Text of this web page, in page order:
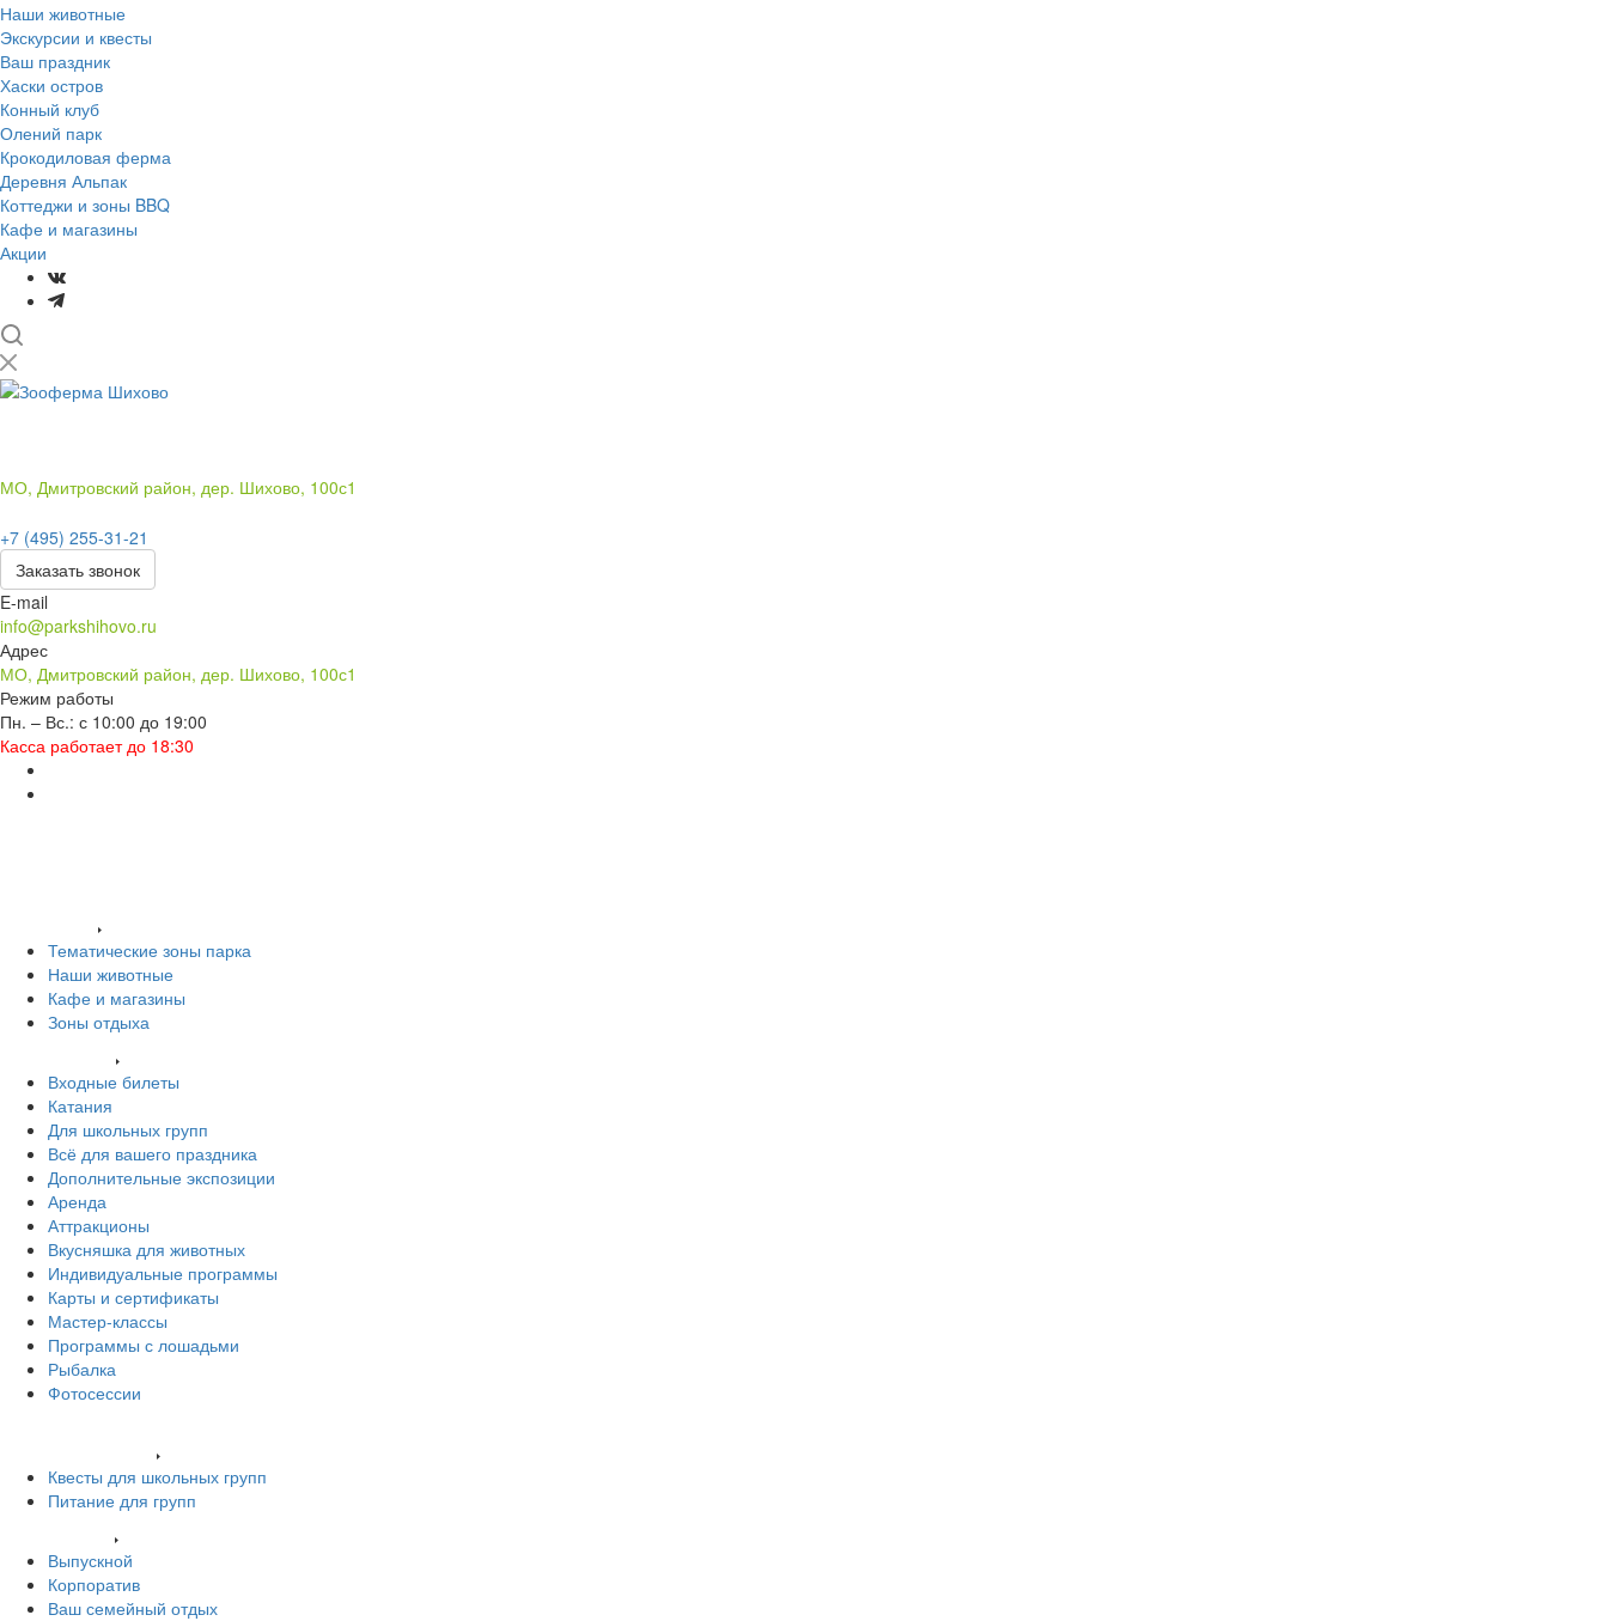
Наши животные
Экскурсии и квесты
Ваш праздник
Хаски остров
Конный клуб
Олений парк
Крокодиловая ферма
Деревня Альпак
Коттеджи и зоны BBQ
Кафе и магазины
Акции
МО, Дмитровский район, дер. Шихово, 100с1
+7 (495) 255-31-21
Заказать звонок
E-mail
info@parkshihovo.ru
Адрес
МО, Дмитровский район, дер. Шихово, 100с1
Режим работы
Пн. – Вс.: с 10:00 до 19:00
Касса работает до 18:30
Тематические зоны парка
Наши животные
Кафе и магазины
Зоны отдыха
Входные билеты
Катания
Для школьных групп
Всё для вашего праздника
Дополнительные экспозиции
Аренда
Аттракционы
Вкусняшка для животных
Индивидуальные программы
Карты и сертификаты
Мастер-классы
Программы с лошадьми
Рыбалка
Фотосессии
Квесты для школьных групп
Питание для групп
Выпускной
Корпоратив
Ваш семейный отдых